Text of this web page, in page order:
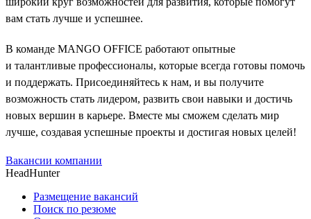
вам стать лучше и успешнее.
В команде MANGO OFFICE работают опытные
и талантливые профессионалы, которые всегда готовы помочь
и поддержать. Присоединяйтесь к нам, и вы получите
возможность стать лидером, развить свои навыки и достичь
новых вершин в карьере. Вместе мы сможем сделать мир
лучше, создавая успешные проекты и достигая новых целей!
Вакансии компании
HeadHunter
Размещение вакансий
Поиск по резюме